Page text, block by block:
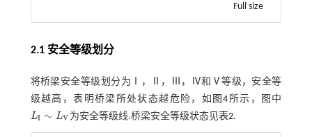
Full size
2.1 安全等级划分
将桥梁安全等级划分为Ⅰ，Ⅱ，Ⅲ，Ⅳ和Ⅴ等级，安全等
级越高，表明桥梁所处状态越危险，如 图4 所示，图中
LI ∼ LV
LI∼LV 为安全等级线.桥梁安全等级状态见表2.